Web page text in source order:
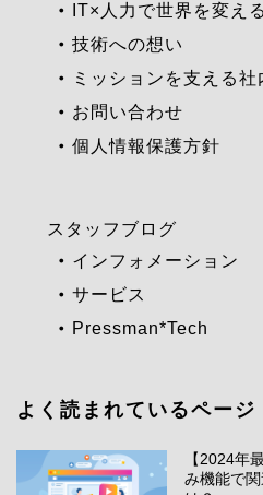
IT×人力で世界を変える
技術への想い
ミッションを支える社
お問い合わせ
個人情報保護方針
スタッフブログ
インフォメーション
サービス
Pressman*Tech
よく読まれているページ
【2024年
み機能で